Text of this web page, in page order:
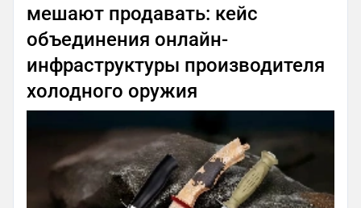
мешают продавать: кейс
объединения онлайн-
инфраструктуры производителя
холодного оружия